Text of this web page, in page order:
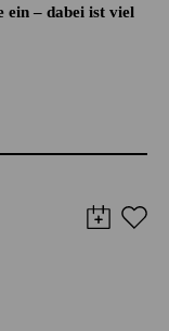
ein – dabei ist viel